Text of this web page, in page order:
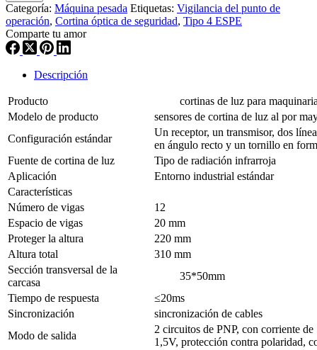
Categoría: Máquina pesada Etiquetas: Vigilancia del punto de
operación, Cortina óptica de seguridad, Tipo 4 ESPE
Comparte tu amor
Descripción
Producto
cortinas de luz para maquinaria
Modelo de producto
sensores de cortina de luz al por
Configuración estándar
Un receptor, un transmisor, dos
en ángulo recto y un tornillo en
Fuente de cortina de luz
Tipo de radiación infrarroja
Aplicación
Entorno industrial estándar
Características
Número de vigas
12
Espacio de vigas
20 mm
Proteger la altura
220 mm
Altura total
310 mm
Sección transversal de la
carcasa
35*50mm
Tiempo de respuesta
≤20ms
Sincronización
sincronización de cables
Modo de salida
2 circuitos de PNP, con corriente
1,5V, protección contra polaridad,